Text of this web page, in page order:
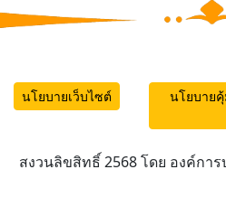
นโยบายเว็บไซต์
นโยบาย
สงวนลิขสิทธิ์ 2568 โดย องค์กา